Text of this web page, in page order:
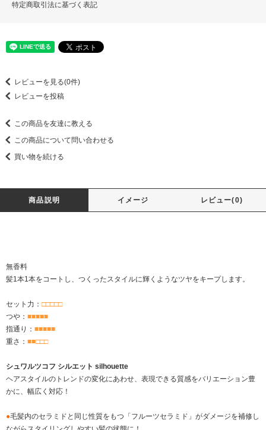
特定商取引法に基づく表記
レビューを見る(0件)
レビューを投稿
この商品を友達に教える
この商品について問い合わせる
買い物を続ける
商品説明 イメージ レビュー(0)
無香料
髪1本1本をコートし、つくったスタイルに輝くようなツヤをキープします。
セット力： □□□□□
つや： ■■■■■
指通り： ■■■■■
重さ： ■■□□□
シュワルツコフ シルエット silhouette
ヘアスタイルのトレンドの変化にあわせ、表現できる質感をバリエーション豊
かに、幅広く対応！
●毛髪内のセラミドと同じ性質をもつ「フルーツセラミド」がダメージを補修し